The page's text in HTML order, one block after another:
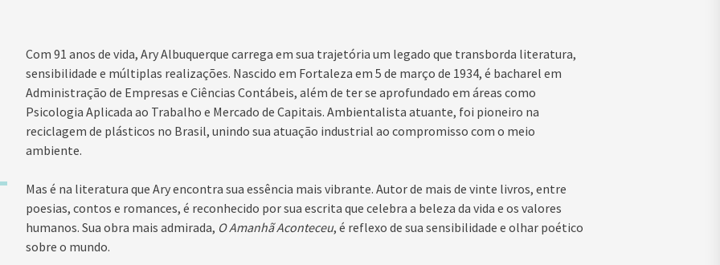
Com 91 anos de vida, Ary Albuquerque carrega em sua trajetória um legado que transborda literatura,
sensibilidade e múltiplas realizações. Nascido em Fortaleza em 5 de março de 1934, é bacharel em
Administração de Empresas e Ciências Contábeis, além de ter se aprofundado em áreas como
Psicologia Aplicada ao Trabalho e Mercado de Capitais. Ambientalista atuante, foi pioneiro na
reciclagem de plásticos no Brasil, unindo sua atuação industrial ao compromisso com o meio
ambiente.
Mas é na literatura que Ary encontra sua essência mais vibrante. Autor de mais de vinte livros, entre
poesias, contos e romances, é reconhecido por sua escrita que celebra a beleza da vida e os valores
humanos. Sua obra mais admirada, O Amanhã Aconteceu, é reflexo de sua sensibilidade e olhar poético
sobre o mundo.